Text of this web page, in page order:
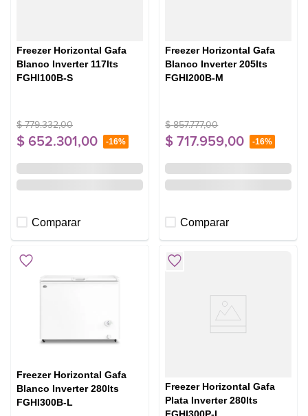
Freezer Horizontal Gafa
Blanco Inverter 117lts
FGHI100B-S
$ 779.332,00
$ 652.301 ,00 -16%
Comparar
Freezer Horizontal Gafa
Blanco Inverter 205lts
FGHI200B-M
$ 857.777,00
$ 717.959,00 -16%
Comparar
Freezer Horizontal Gafa
Blanco Inverter 280lts
FGHI300B-L
Freezer Horizontal Gafa
Plata Inverter 280lts
FGHI300P-L